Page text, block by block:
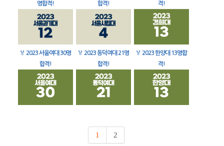
명합격!
합격!
격!
🏅 2023 서울여대 30명
합격!
🏅 2023 동덕여대 21명
합격!
🏅 2023 한양대 13명합
격!
1 2